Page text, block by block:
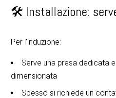
🛠️ Installazione:
Per l’induzione:
Serve una presa dedicata
dimensionata
Spesso si richiede un